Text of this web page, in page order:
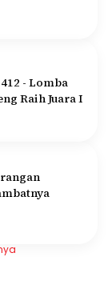
- Lomba
Raih Juara I